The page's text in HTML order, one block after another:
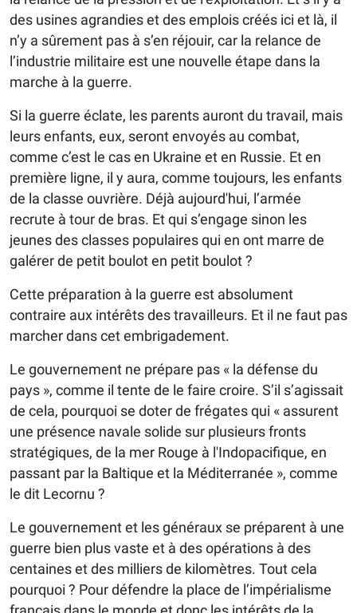
des usines agrandies et des emplois créés ici et là, il
n’y a sûrement pas à s’en réjouir, car la relance de
l’industrie militaire est une nouvelle étape dans la
marche à la guerre.
Si la guerre éclate, les parents auront du travail, mais
leurs enfants, eux, seront envoyés au combat,
comme c’est le cas en Ukraine et en Russie. Et en
première ligne, il y aura, comme toujours, les enfants
de la classe ouvrière. Déjà aujourd'hui, l’armée
recrute à tour de bras. Et qui s’engage sinon les
jeunes des classes populaires qui en ont marre de
galérer de petit boulot en petit boulot ?
Cette préparation à la guerre est absolument
contraire aux intérêts des travailleurs. Et il ne faut pas
marcher dans cet embrigadement.
Le gouvernement ne prépare pas « la défense du
pays », comme il tente de le faire croire. S’il s’agissait
de cela, pourquoi se doter de frégates qui « assurent
une présence navale solide sur plusieurs fronts
stratégiques, de la mer Rouge à l'Indopacifique, en
passant par la Baltique et la Méditerranée », comme
le dit Lecornu ?
Le gouvernement et les généraux se préparent à une
guerre bien plus vaste et à des opérations à des
centaines et des milliers de kilomètres. Tout cela
pourquoi ? Pour défendre la place de l’impérialisme